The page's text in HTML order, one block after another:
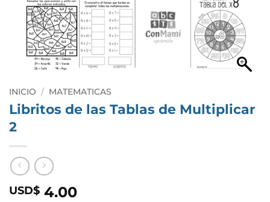
INICIO / MATEMATICAS
Libritos de las Tablas de Multiplicar
2
USD$ 4.00